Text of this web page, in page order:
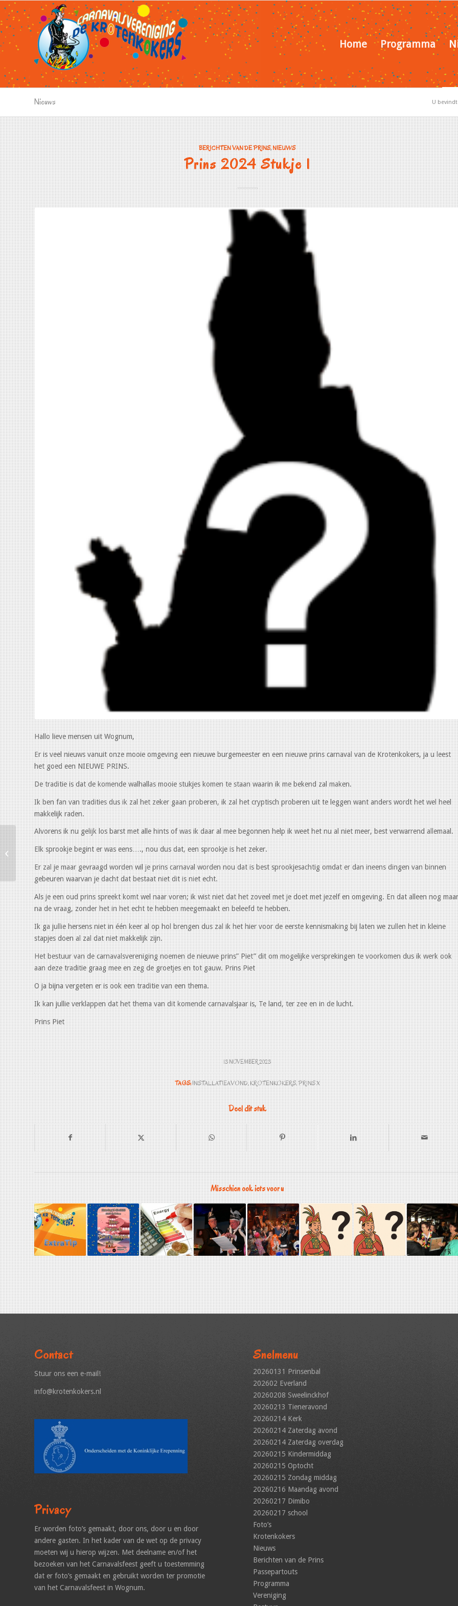
Home Programma
Nieuws U
BERICHTEN VAN DE PRINS,NIEUWS
Prins 2024 Stukje 1
Hallo lieve mensen uit Wognum,
Er is veel nieuws vanuit onze mooie omgeving een nieuwe burgemeester en een nieuwe prins carnaval van de Krotenkokers, ja u leest
het goed een NIEUWE PRINS.
De traditie is dat de komende walhallas mooie stukjes komen te staan waarin ik me bekend zal maken.
Ik ben fan van tradities dus ik zal het zeker gaan proberen, ik zal het cryptisch proberen uit te leggen want anders wordt het wel heel
makkelijk raden.
Alvorens ik nu gelijk los barst met alle hints of was ik daar al mee begonnen help ik weet het nu al niet meer, best verwarrend allemaal.
Elk sprookje begint er was eens…., nou dus dat, een sprookje is het zeker.
Er zal je maar gevraagd worden wil je prins carnaval worden nou dat is best sprookjesachtig omdat er dan ineens dingen van binnen
gebeuren waarvan je dacht dat bestaat niet dit is niet echt.
Als je een oud prins spreekt komt wel naar voren; ik wist niet dat het zoveel met je doet met jezelf en omgeving. En dat alleen nog maar
na de vraag, zonder het in het echt te hebben meegemaakt en beleefd te hebben.
Ik ga jullie hersens niet in één keer al op hol brengen dus zal ik het hier voor de eerste kennismaking bij laten we zullen het in kleine
stapjes doen al zal dat niet makkelijk zijn.
Het bestuur van de carnavalsvereniging noemen de nieuwe prins” Piet” dit om mogelijke versprekingen te voorkomen dus ik werk ook
aan deze traditie graag mee en zeg de groetjes en tot gauw. Prins Piet
O ja bijna vergeten er is ook een traditie van een thema.
Ik kan jullie verklappen dat het thema van dit komende carnavalsjaar is, Te land, ter zee en in de lucht.
Prins Piet
13 NOVEMBER 2023
TAGS:INSTALLATIEAVOND,KROTENKOKERS,PRINS X
Deel dit stuk
Misschien ook iets voor u
Contact
Stuur ons een e-mail!
info@krotenkokers.nl
Privacy
Er worden foto’s gemaakt, door ons, door u en door
andere gasten. In het kader van de wet op de privacy
moeten wij u hierop wijzen. Met deelname en/of het
bezoeken van het Carnavalsfeest geeft u toestemming
dat er foto’s gemaakt en gebruikt worden ter promotie
van het Carnavalsfeest in Wognum.
Snelmenu
20260131 Prinsenbal
202602 Everland
20260208 Sweelinckhof
20260213 Tieneravond
20260214 Kerk
20260214 Zaterdag avond
20260214 Zaterdag overdag
20260215 Kindermiddag
20260215 Optocht
20260215 Zondag middag
20260216 Maandag avond
20260217 Dimibo
20260217 school
Foto’s
Krotenkokers
Nieuws
Berichten van de Prins
Passepartouts
Programma
Vereniging
Dank voor alle hulp